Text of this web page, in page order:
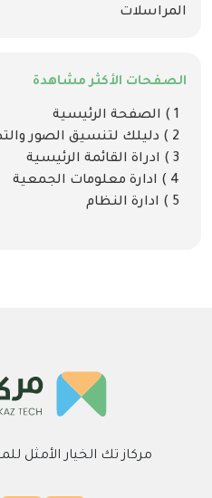
المراسلات
الصفحات الأكثر مشاهدة
1 ) الصفحة الرئيسية
2 ) دليلك لتنسيق الصور والتصميمات
3 ) ادراة القائمة الرئيسية
4 ) ادارة معلومات الجمعية
5 ) ادارة النظام
مركاز تك الخيار الأمثل